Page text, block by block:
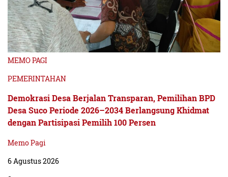
MEMO PAGI
PEMERINTAHAN
Demokrasi Desa Berjalan Transparan, Pemilihan BPD
Desa Suco Periode 2026–2034 Berlangsung Khidmat
dengan Partisipasi Pemilih 100 Persen
Memo Pagi
6 Agustus 2026